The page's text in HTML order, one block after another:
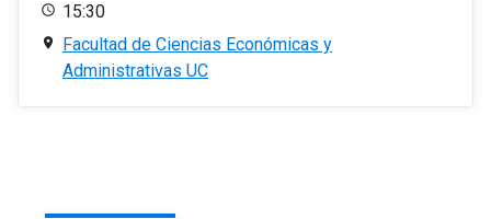
15:30
Facultad de Ciencias Económicas y
Administrativas UC